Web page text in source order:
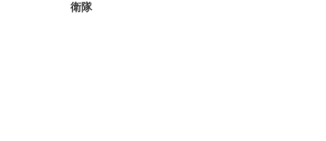
衛隊